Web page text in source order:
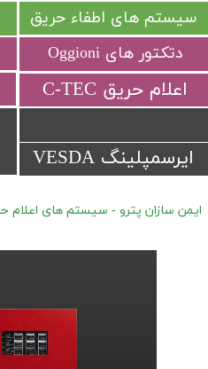
​اعلام حریق C-TEC​​​​​​​
ایرسمپلینگ VESDA
سیستم های اطفاء حریق
دتکتور های Oggioni
ایمن سازان پترو - سیستم های اعلام